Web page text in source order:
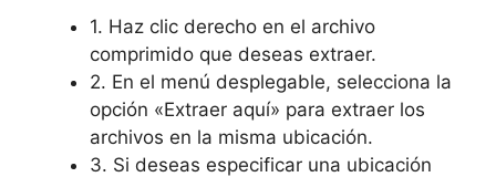
1. ‌Haz clic derecho ⁢en‍ el⁢ archivo
comprimido que⁤ deseas extraer.
2. En el menú desplegable, selecciona la
opción «Extraer aquí»​ para extraer los
archivos en la misma ubicación.
3. Si ​deseas especificar una‌ ubicación